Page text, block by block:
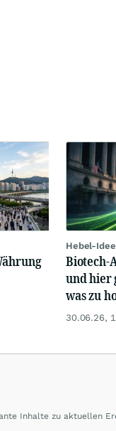
Hebel-
Biotech-
und hier
was zu
30.06.26,
Inhalte zu aktuellen